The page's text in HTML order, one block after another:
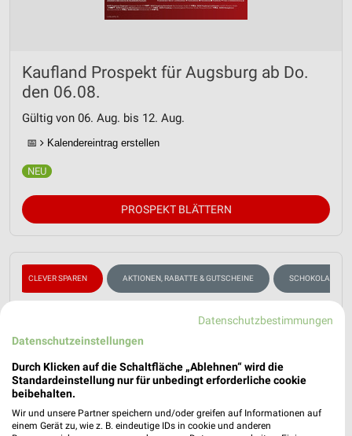
Kaufland Prospekt für Augsburg ab Do.
den 06.08.
Gültig von 06. Aug. bis 12. Aug.
📅 Kalendereintrag erstellen
PROSPEKT BLÄTTERN
CLEVER SPAREN AKTIONEN, RABATTE & GUTSCHEINE SCHOKOLADE &
Datenschutzbestimmungen
Datenschutzeinstellungen
Durch Klicken auf die Schaltfläche „Ablehnen“ wird die
Standardeinstellung nur für unbedingt erforderliche cookie
beibehalten.
Wir und unsere Partner speichern und/oder greifen auf Informationen auf
einem Gerät zu, wie z. B. eindeutige IDs in cookie und anderen